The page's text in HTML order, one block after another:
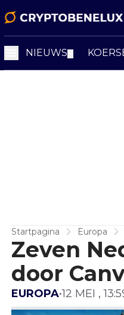
NIEUWS
Startpagina Europa
Zeven
door
EUROPA•12 MEI ,